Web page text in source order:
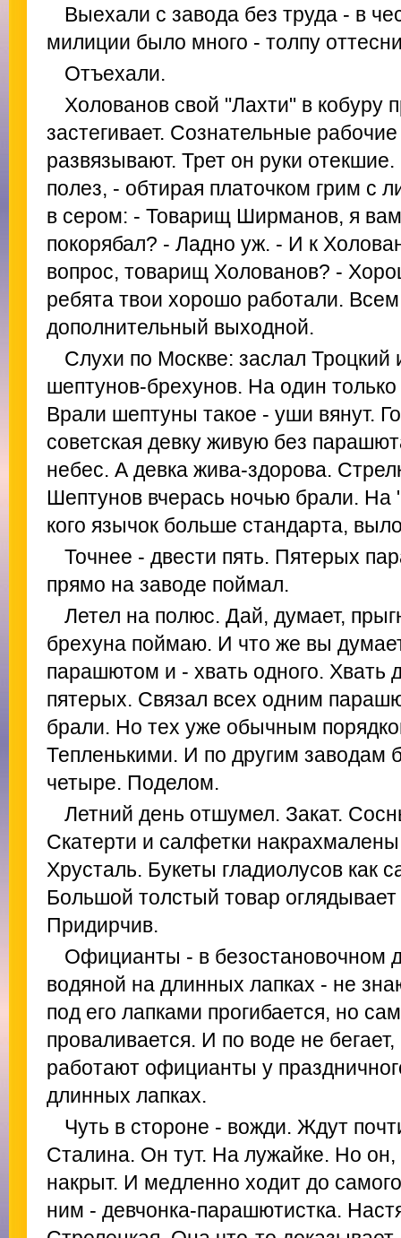
Выехали с завода без труда - в
милиции было много - толпу
Отъехали.
Холованов свой "Лахти" в кобуру
застегивает. Сознательные
развязывают. Трет он руки
полез, - обтирая платочком грим с
в сером: - Товарищ Ширманов, я
покорябал? - Ладно уж. - И к
вопрос, товарищ Холованов? -
ребята твои хорошо работали.
дополнительный выходной.
Слухи по Москве: заслал Троцкий
шептунов-брехунов. На один
Врали шептуны такое - уши вянут.
советская девку живую без
небес. А девка жива-здорова.
Шептунов вчерась ночью брали. На
кого язычок больше стандарта,
Точнее - двести пять. Пятерых
прямо на заводе поймал.
Летел на полюс. Дай, думает,
брехуна поймаю. И что же вы
парашютом и - хвать одного. Хвать
пятерых. Связал всех одним
брали. Но тех уже обычным
Тепленькими. И по другим
четыре. Поделом.
Летний день отшумел. Закат.
Скатерти и салфетки
Хрусталь. Букеты гладиолусов как
Большой толстый товар
Придирчив.
Официанты - в безостановочном
водяной на длинных лапках - не
под его лапками прогибается, но
проваливается. И по воде не
работают официанты у
длинных лапках.
Чуть в стороне - вожди. Ждут
Сталина. Он тут. На лужайке. Но
накрыт. И медленно ходит до
ним - девчонка-парашютистка.